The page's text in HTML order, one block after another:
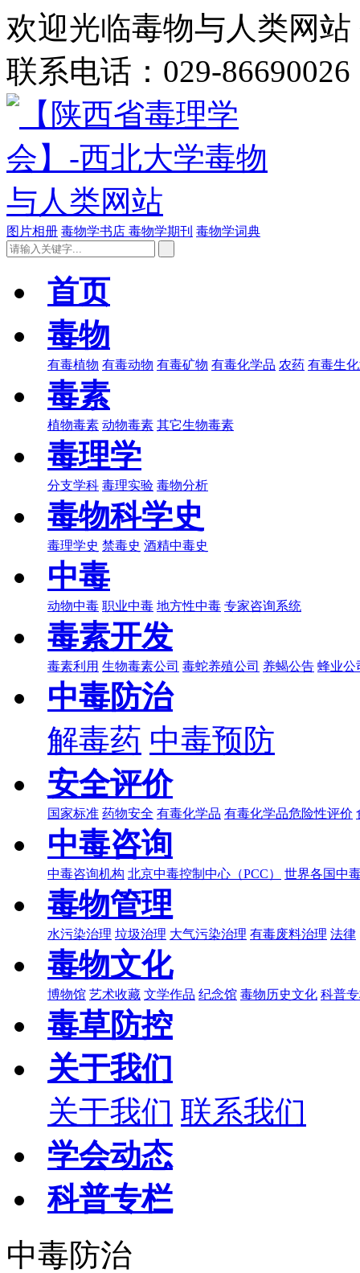
欢迎光临毒物与人类网
联系电话：029-86690026
图片相册 毒物学书店 毒物学期刊 毒物学词典
首页
毒物
有毒植物 有毒动物 有毒矿物 有毒化学品 农药 有毒生
毒素
植物毒素 动物毒素 其它生物毒素
毒理学
分支学科 毒理实验 毒物分析
毒物科学史
毒理学史 禁毒史 酒精中毒史
中毒
动物中毒 职业中毒 地方性中毒 专家咨询系统
毒素开发
毒素利用 生物毒素公司 毒蛇养殖公司 养蝎公告 蜂业公
中毒防治
解毒药 中毒预防
安全评价
国家标准 药物安全 有毒化学品 有毒化学品危险性评价
中毒咨询
中毒咨询机构 北京中毒控制中心（PCC） 世界各国中
毒物管理
水污染治理 垃圾治理 大气污染治理 有毒废料治理 法律
毒物文化
博物馆 艺术收藏 文学作品 纪念馆 毒物历史文化 科普
毒草防控
关于我们
关于我们 联系我们
学会动态
科普专栏
中毒防治